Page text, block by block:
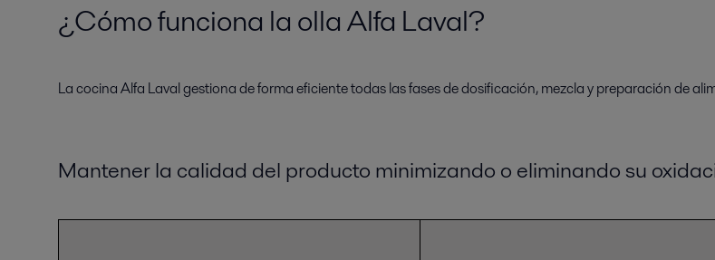
¿Cómo funciona la olla Alfa Laval?
La cocina Alfa Laval gestiona de forma eficiente todas las fases de dosificación, mezcla y preparación de
Mantener la calidad del producto minimizando o eliminando su